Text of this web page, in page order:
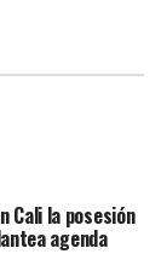
Cali la posesión
agenda